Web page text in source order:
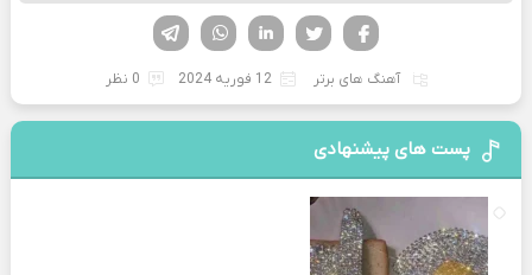
لینکدین تویتر
فیسوک
آهنگ های برتر 12 فوریه 2024 0 نظر
پست های پیشنهادی